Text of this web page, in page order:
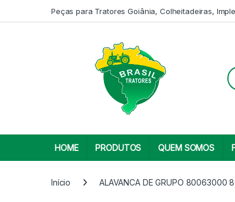
Peças para Tratores Goiânia, Colheitadeiras,
HOME PRODUTOS QUEM SOMOS
Início ALAVANCA DE GRUPO